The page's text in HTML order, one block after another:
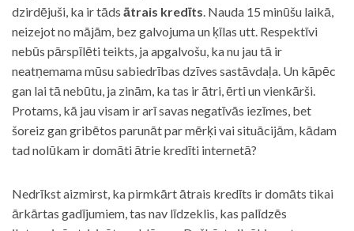
dzirdējuši, ka ir tāds ātrais kredīts. Nauda 15 minūšu laikā,
neizejot no mājām, bez galvojuma un ķīlas utt. Respektīvi
nebūs pārspīlēti teikts, ja apgalvošu, ka nu jau tā ir
neatņemama mūsu sabiedrības dzīves sastāvdaļa. Un kāpēc
gan lai tā nebūtu, ja zinām, ka tas ir ātri, ērti un vienkārši.
Protams, kā jau visam ir arī savas negatīvās iezīmes, bet
šoreiz gan gribētos parunāt par mērķi vai situācijām, kādam
tad nolūkam ir domāti ātrie kredīti internetā?
Nedrīkst aizmirst, ka pirmkārt ātrais kredīts ir domāts tikai
ārkārtas gadījumiem, tas nav līdzeklis, kas palīdzēs